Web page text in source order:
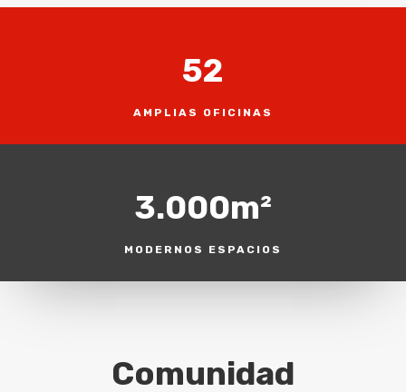
52
AMPLIAS OFICINAS
3.000m²
MODERNOS ESPACIOS
Comunidad